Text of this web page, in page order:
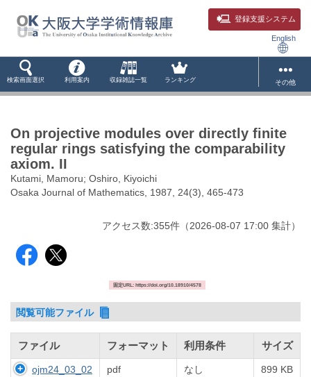
登録支援システム
English
検索画面選択 利用案内 収録雑誌一覧 ランキング その他
On projective modules over directly finite
regular rings satisfying the comparability
axiom. II
Kutami, Mamoru; Oshiro, Kiyoichi
Osaka Journal of Mathematics, 1987, 24(3), 465-473
アクセス数:355件 （2026-08-07 17:00 集計）
固定URL: https://doi.org/10.18910/4578
閲覧可能ファイル
ファイル フォーマット 利用条件 サイズ
ojm24_03_02 pdf なし 899 KB